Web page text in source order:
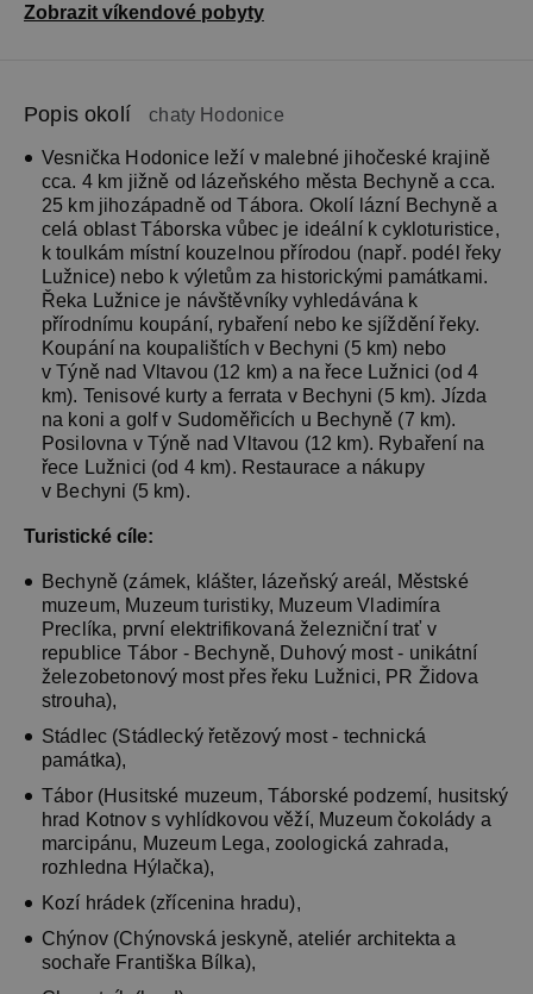
Zobrazit víkendové pobyty
Popis okolí chaty Hodonice
Vesnička Hodonice leží v malebné jihočeské krajině
cca. 4 km jižně od lázeňského města Bechyně a cca.
25 km jihozápadně od Tábora. Okolí lázní Bechyně a
celá oblast Táborska vůbec je ideální k cykloturistice,
k toulkám místní kouzelnou přírodou (např. podél řeky
Lužnice) nebo k výletům za historickými památkami.
Řeka Lužnice je návštěvníky vyhledávána k
přírodnímu koupání, rybaření nebo ke sjíždění řeky.
Koupání na koupalištích v Bechyni (5 km) nebo
v Týně nad Vltavou (12 km) a na řece Lužnici (od 4
km). Tenisové kurty a ferrata v Bechyni (5 km). Jízda
na koni a golf v Sudoměřicích u Bechyně (7 km).
Posilovna v Týně nad Vltavou (12 km). Rybaření na
řece Lužnici (od 4 km). Restaurace a nákupy
v Bechyni (5 km).
Turistické cíle:
Bechyně (zámek, klášter, lázeňský areál, Městské
muzeum, Muzeum turistiky, Muzeum Vladimíra
Preclíka, první elektrifikovaná železniční trať v
republice Tábor - Bechyně, Duhový most - unikátní
železobetonový most přes řeku Lužnici, PR Židova
strouha),
Stádlec (Stádlecký řetězový most - technická
památka),
Tábor (Husitské muzeum, Táborské podzemí, husitský
hrad Kotnov s vyhlídkovou věží, Muzeum čokolády a
marcipánu, Muzeum Lega, zoologická zahrada,
rozhledna Hýlačka),
Kozí hrádek (zřícenina hradu),
Chýnov (Chýnovská jeskyně, ateliér architekta a
sochaře Františka Bílka),